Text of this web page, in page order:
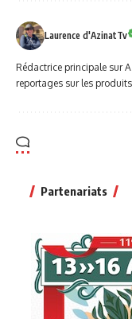
Laurence d'AzinatTv
Rédactrice principale sur
reportages sur les
Partenariats